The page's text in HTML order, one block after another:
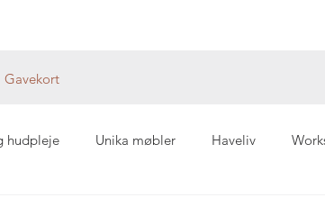
Gavekort
hudpleje Unika møbler Haveliv